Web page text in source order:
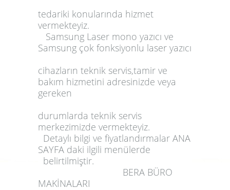
tedariki konularında hizmet
vermekteyiz.
Samsung Laser mono yazıcı ve
Samsung çok fonksiyonlu laser yazıcı
cihazların teknik servis,tamir ve
bakım hizmetini adresinizde veya
gereken
durumlarda teknik servis
merkezimizde vermekteyiz.
Detaylı bilgi ve fiyatlandırmalar ANA
SAYFA daki ilgili menülerde
belirtilmiştir.
BERA BÜRO
MAKİNALARI